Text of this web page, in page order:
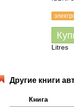
Litres
Другие книги
Книга